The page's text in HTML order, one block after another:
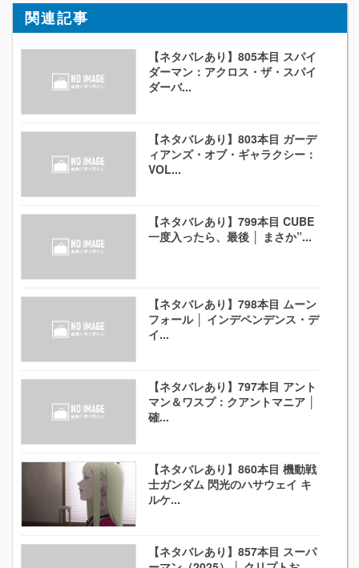
関連記事
【ネタバレあり】805本目 スパイ
ダーマン：アクロス・ザ・スパイ
ダーバ...
【ネタバレあり】803本目 ガーデ
ィアンズ・オブ・ギャラクシー：
VOL...
【ネタバレあり】799本目 CUBE
一度入ったら、最後 │ まさか”...
【ネタバレあり】798本目 ムーン
フォール │ インデペンデンス・デ
イ...
【ネタバレあり】797本目 アント
マン＆ワスプ：クアントマニア │
確...
【ネタバレあり】860本目 機動戦
士ガンダム 閃光のハサウェイ キ
ルケ...
【ネタバレあり】857本目 スーパ